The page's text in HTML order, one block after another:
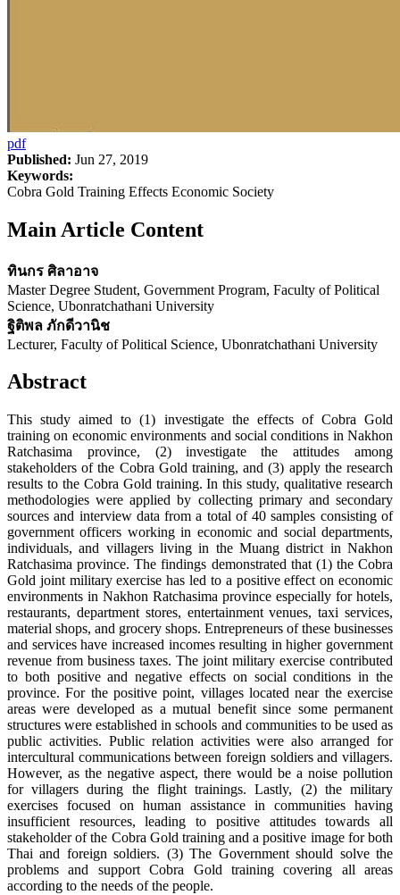
pdf
Published: Jun 27, 2019
Keywords:
Cobra Gold Training Effects Economic Society
Main Article Content
ทินกร ศิลาอาจ
Master Degree Student, Government Program, Faculty of Political
Science, Ubonratchathani University
ฐิติพล ภักดีวานิช
Lecturer, Faculty of Political Science, Ubonratchathani University
Abstract
This study aimed to (1) investigate the effects of Cobra Gold
training on economic environments and social conditions in Nakhon
Ratchasima province, (2) investigate the attitudes among
stakeholders of the Cobra Gold training, and (3) apply the research
results to the Cobra Gold training. In this study, qualitative research
methodologies were applied by collecting primary and secondary
sources and interview data from a total of 40 samples consisting of
government officers working in economic and social departments,
individuals, and villagers living in the Muang district in Nakhon
Ratchasima province. The findings demonstrated that (1) the Cobra
Gold joint military exercise has led to a positive effect on economic
environments in Nakhon Ratchasima province especially for hotels,
restaurants, department stores, entertainment venues, taxi services,
material shops, and grocery shops. Entrepreneurs of these businesses
and services have increased incomes resulting in higher government
revenue from business taxes. The joint military exercise contributed
to both positive and negative effects on social conditions in the
province. For the positive point, villages located near the exercise
areas were developed as a mutual benefit since some permanent
structures were established in schools and communities to be used as
public activities. Public relation activities were also arranged for
intercultural communications between foreign soldiers and villagers.
However, as the negative aspect, there would be a noise pollution
for villagers during the flight trainings. Lastly, (2) the military
exercises focused on human assistance in communities having
insufficient resources, leading to positive attitudes towards all
stakeholder of the Cobra Gold training and a positive image for both
Thai and foreign soldiers. (3) The Government should solve the
problems and support Cobra Gold training covering all areas
according to the needs of the people.